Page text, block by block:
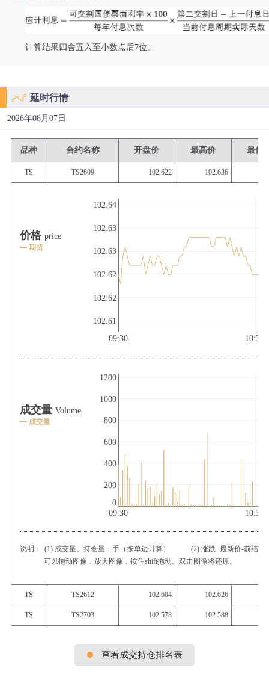
计算结果四舍五入至小数点后7位。
延时行情
2026年08月07日
品种 合约名称 开盘价 最高价 最低
TS TS2609 102.622 102.636
价格 price
期货
102.61
102.62
102.62
102.63
102.63
102.64
09:30 10:30
成交量 Volume
成交量
0
200
400
600
800
1000
1200
09:30 10:30
说明： (1) 成交量、持仓量：手（按单边计算）
(2) 涨跌=最新价-前结算
可以拖动图像，放大图像，按住shift拖动。双击图像将还原。
TS TS2612 102.604 102.626
TS TS2703 102.578 102.588
查看成交持仓排名表